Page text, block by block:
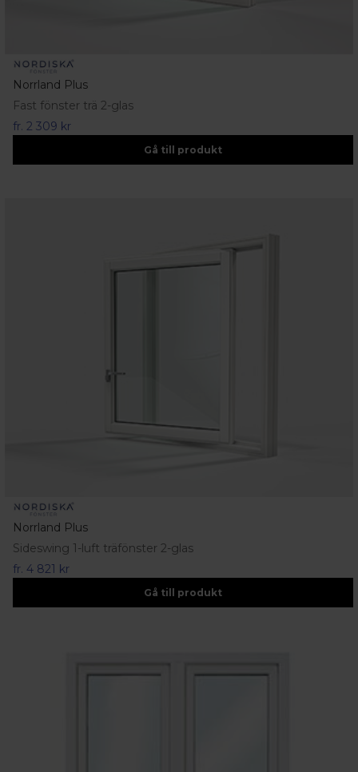
Norrland Plus
Fast fönster trä 2-glas
fr. 2 309 kr
Gå till produkt
Norrland Plus
Sideswing 1-luft träfönster 2-glas
fr. 4 821 kr
Gå till produkt